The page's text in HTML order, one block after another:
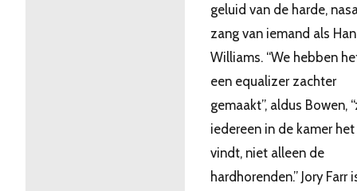
geluid van de harde,
zang van iemand als
Williams. “We hebben
een equalizer zachter
gemaakt”, aldus Bowen,
iedereen in de kamer
vindt, niet alleen de
hardhorenden.” Jory Farr